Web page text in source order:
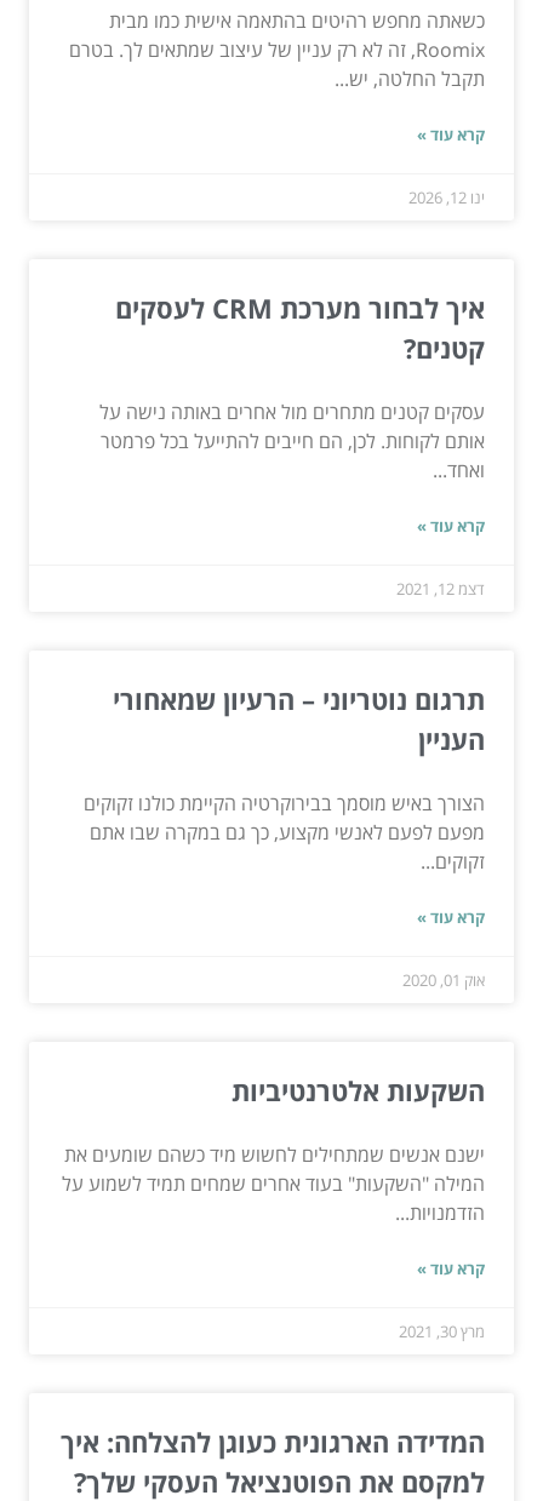
כשאתה מחפש רהיטים בהתאמה אישית כמו מבית
Roomix, זה לא רק עניין של עיצוב שמתאים לך. בטרם
תקבל החלטה, יש...
קרא עוד »
ינו 12, 2026
איך לבחור מערכת CRM לעסקים
קטנים?
עסקים קטנים מתחרים מול אחרים באותה נישה על
אותם לקוחות. לכן, הם חייבים להתייעל בכל פרמטר
ואחד...
קרא עוד »
דצמ 12, 2021
תרגום נוטריוני – הרעיון שמאחורי
העניין
הצורך באיש מוסמך בבירוקרטיה הקיימת כולנו זקוקים
מפעם לפעם לאנשי מקצוע, כך גם במקרה שבו אתם
זקוקים...
קרא עוד »
אוק 01, 2020
השקעות אלטרנטיביות
ישנם אנשים שמתחילים לחשוש מיד כשהם שומעים את
המילה "השקעות" בעוד אחרים שמחים תמיד לשמוע על
הזדמנויות...
קרא עוד »
מרץ 30, 2021
המדידה הארגונית כעוגן להצלחה: איך
למקסם את הפוטנציאל העסקי שלך?